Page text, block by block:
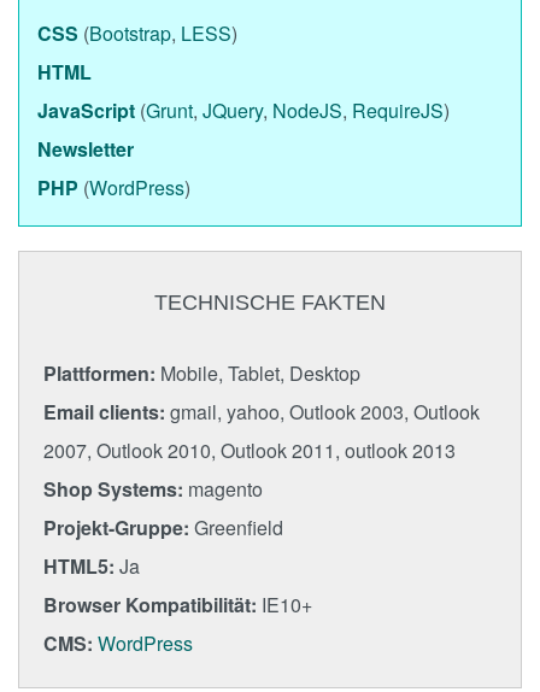
CSS (Bootstrap, LESS)
HTML
JavaScript (Grunt, JQuery, NodeJS, RequireJS)
Newsletter
PHP (WordPress)
TECHNISCHE FAKTEN
Plattformen: Mobile, Tablet, Desktop
Email clients: gmail, yahoo, Outlook 2003, Outlook
2007, Outlook 2010, Outlook 2011, outlook 2013
Shop Systems: magento
Projekt-Gruppe: Greenfield
HTML5: Ja
Browser Kompatibilität: IE10+
CMS: WordPress